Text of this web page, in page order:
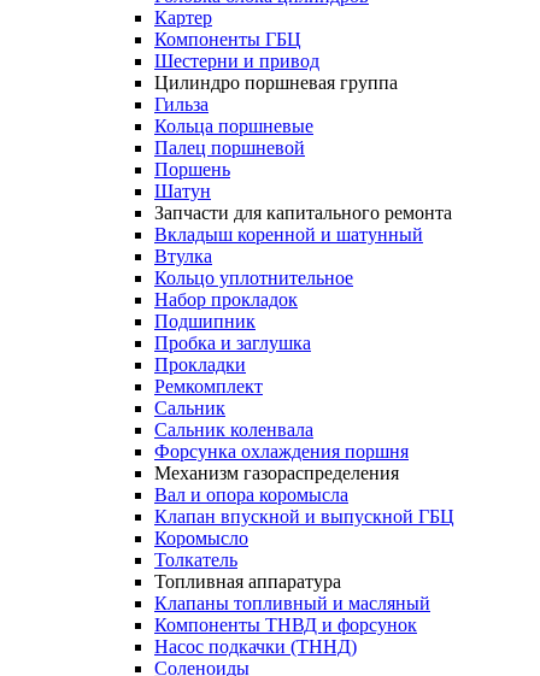
Картер
Компоненты ГБЦ
Шестерни и привод
Цилиндро поршневая группа
Гильза
Кольца поршневые
Палец поршневой
Поршень
Шатун
Запчасти для капитального ремонта
Вкладыш коренной и шатунный
Втулка
Кольцо уплотнительное
Набор прокладок
Подшипник
Пробка и заглушка
Прокладки
Ремкомплект
Сальник
Сальник коленвала
Форсунка охлаждения поршня
Механизм газораспределения
Вал и опора коромысла
Клапан впускной и выпускной ГБЦ
Коромысло
Толкатель
Топливная аппаратура
Клапаны топливный и масляный
Компоненты ТНВД и форсунок
Насос подкачки (ТННД)
Соленоиды